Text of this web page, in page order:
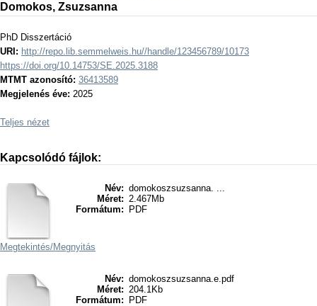
Domokos, Zsuzsanna
PhD Disszertáció
URI: http://repo.lib.semmelweis.hu//handle/123456789/10173
https://doi.org/10.14753/SE.2025.3188
MTMT azonosító: 36413589
Megjelenés éve: 2025
Teljes nézet
Kapcsolódó fájlok:
Név: domokoszsuzsanna. ...
Méret: 2.467Mb
Formátum:
PDF
Megtekintés/Megnyitás
Név: domokoszsuzsanna.e.pdf
Méret: 204.1Kb
Formátum:
PDF